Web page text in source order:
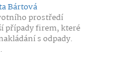
Bártová
prostředí
případy firem, které
s odpady.